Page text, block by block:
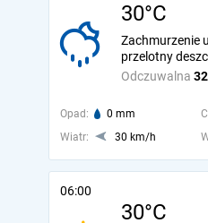
30°C
Odczuwalna
Zachmurzenie
przelotny
Opad: 0 mm
Wiatr:
30 km/h
06:00
30°C